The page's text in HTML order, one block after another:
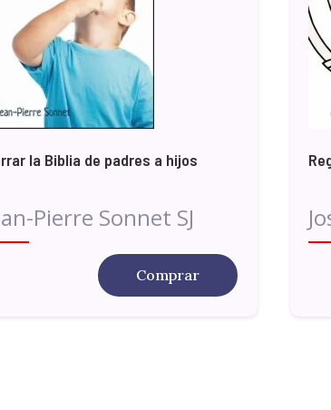
la Biblia de padres a hijos
Pierre Sonnet SJ
Comprar